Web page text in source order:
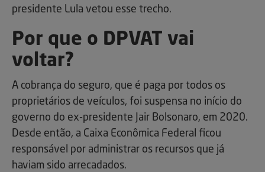
presidente Lula vetou esse trecho.
Por que o DPVAT vai
voltar?
A cobrança do seguro, que é paga por todos os
proprietários de veículos, foi suspensa no início do
governo do ex-presidente Jair Bolsonaro, em 2020.
Desde então, a Caixa Econômica Federal ficou
responsável por administrar os recursos que já
haviam sido arrecadados.